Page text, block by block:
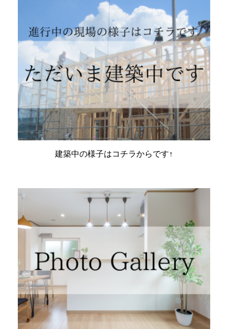
建築中の様子はコチラからです↑